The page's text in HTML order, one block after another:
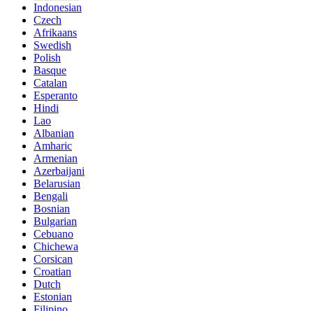
Indonesian
Czech
Afrikaans
Swedish
Polish
Basque
Catalan
Esperanto
Hindi
Lao
Albanian
Amharic
Armenian
Azerbaijani
Belarusian
Bengali
Bosnian
Bulgarian
Cebuano
Chichewa
Corsican
Croatian
Dutch
Estonian